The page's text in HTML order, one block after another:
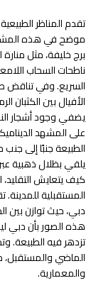
تقدم المناظر
موضح في هذه
برج خليفة، مثل
ناطحات السحاب
السريع. وفي تناقض
الأفيال بين الكثبان
يضفي وجود أشجار
على المشهد
الطبيعة جنبًا إلى
يلقي بظلال ذهبية عبر
كيف يتعايش
المستقبلية
دبي، حيث توازن بين
هذه الصور بأن دبي
تزدهر فيه الطبيعة.
الماضي والمستقبل،
والمعمارية.